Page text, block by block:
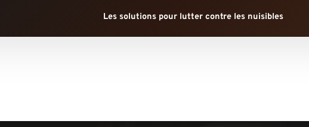
Les solutions pour lutter contre les nuisibles